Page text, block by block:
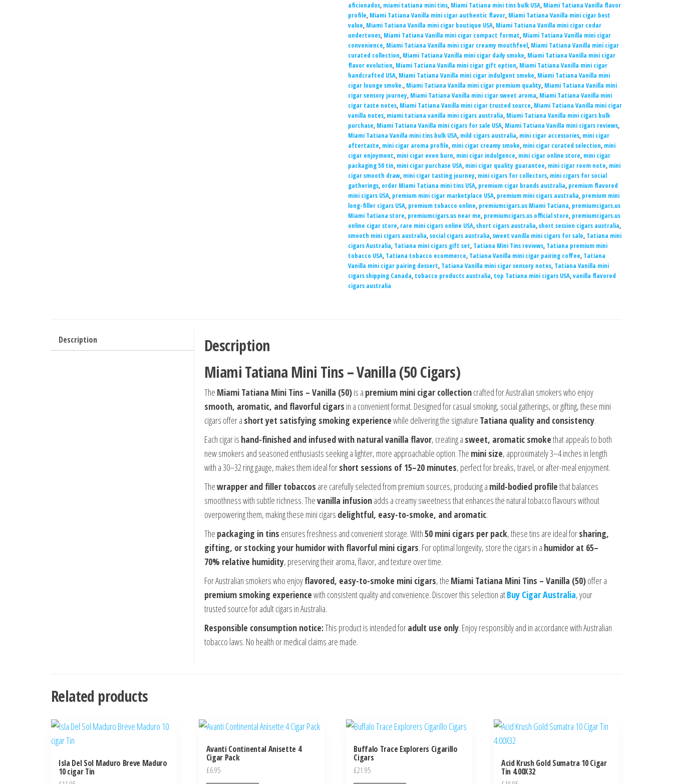
aficionados, miami tatiana mini tins, Miami Tatiana mini tins bulk USA, Miami Tatiana Vanilla flavor
profile, Miami Tatiana Vanilla mini cigar authentic flavor, Miami Tatiana Vanilla mini cigar best
value, Miami Tatiana Vanilla mini cigar boutique USA, Miami Tatiana Vanilla mini cigar cedar
undertones, Miami Tatiana Vanilla mini cigar compact format, Miami Tatiana Vanilla mini cigar
convenience, Miami Tatiana Vanilla mini cigar creamy mouthfeel, Miami Tatiana Vanilla mini cigar
curated collection, Miami Tatiana Vanilla mini cigar daily smoke, Miami Tatiana Vanilla mini cigar
flavor evolution, Miami Tatiana Vanilla mini cigar gift option, Miami Tatiana Vanilla mini cigar
handcrafted USA, Miami Tatiana Vanilla mini cigar indulgent smoke, Miami Tatiana Vanilla mini
cigar lounge smoke., Miami Tatiana Vanilla mini cigar premium quality, Miami Tatiana Vanilla mini
cigar sensory journey, Miami Tatiana Vanilla mini cigar sweet aroma, Miami Tatiana Vanilla mini
cigar taste notes, Miami Tatiana Vanilla mini cigar trusted source, Miami Tatiana Vanilla mini cigar
vanilla notes, miami tatiana vanilla mini cigars australia, Miami Tatiana Vanilla mini cigars bulk
purchase, Miami Tatiana Vanilla mini cigars for sale USA, Miami Tatiana Vanilla mini cigars reviews,
Miami Tatiana Vanilla mini tins bulk USA, mild cigars australia, mini cigar accessories, mini cigar
aftertaste, mini cigar aroma profile, mini cigar creamy smoke, mini cigar curated selection, mini
cigar enjoyment, mini cigar even burn, mini cigar indulgence, mini cigar online store, mini cigar
packaging 50 tin, mini cigar purchase USA, mini cigar quality guarantee, mini cigar room note, mini
cigar smooth draw, mini cigar tasting journey, mini cigars for collectors, mini cigars for social
gatherings, order Miami Tatiana mini tins USA, premium cigar brands australia, premium flavored
mini cigars USA, premium mini cigar marketplace USA, premium mini cigars australia, premium mini
long-filler cigars USA, premium tobacco online, premiumcigars.us Miami Tatiana, premiumcigars.us
Miami Tatiana store, premiumcigars.us near me, premiumcigars.us official store, premiumcigars.us
online cigar store, rare mini cigars online USA,short cigars australia,short session cigars australia,
smooth mini cigars australia,social cigars australia,sweet vanilla mini cigars for sale, Tatiana mini
cigars Australia, Tatiana mini cigars gift set, Tatiana Mini Tins reviews, Tatiana premium mini
tobacco USA, Tatiana tobacco ecommerce, Tatiana Vanilla mini cigar pairing coffee, Tatiana
Vanilla mini cigar pairing dessert, Tatiana Vanilla mini cigar sensory notes, Tatiana Vanilla mini
cigars shipping Canada, tobacco products australia, top Tatiana mini cigars USA,vanilla flavored
cigars australia
Description
Description
Miami Tatiana Mini Tins – Vanilla (50 Cigars)
The Miami Tatiana Mini Tins – Vanilla (50)is a premium mini cigar collectioncrafted for Australian smokers who enjoy
smooth, aromatic, and flavorful cigars in a convenient format. Designed for casual smoking, social gatherings, or gifting, these mini
cigars offer a short yet satisfying smoking experiencewhile delivering the signature Tatiana quality and consistency.
Each cigar is hand-finished and infused with natural vanilla flavor, creating a sweet, aromatic smokethat appeals to both
new smokers and seasoned enthusiasts seeking a lighter, more approachable option. The mini size, approximately 3–4 inches in length
with a 30–32 ring gauge, makes them ideal forshort sessions of 15–20 minutes, perfect for breaks, travel, or after-meal enjoyment.
Thewrapper and filler tobaccos are carefully selected from premium sources, producing a mild-bodied profilethat balances
smoothness with subtle richness. Thevanilla infusionadds a creamy sweetness that enhances the natural tobacco flavours without
overpowering them, making these mini cigars delightful, easy-to-smoke, and aromatic.
The packaging in tins ensures freshness and convenient storage. With50 mini cigars per pack, these tins are ideal forsharing,
gifting, or stocking your humidor with flavorful mini cigars. For optimal longevity, store the cigars in a humidor at 65–
70% relative humidity, preserving their aroma, flavor, and texture over time.
For Australian smokers who enjoyflavored, easy-to-smoke mini cigars, the Miami Tatiana Mini Tins – Vanilla (50)offer a
premium smoking experiencewith consistent quality and convenience. Discover this selection atBuy Cigar Australia, your
trusted source for adult cigars in Australia.
Responsible consumption notice:This product is intended foradult use only. Enjoy responsibly and in accordance with Australian
tobacco laws. No health or medical claims are made.
Related products
Isla Del Sol Maduro Breve Maduro
10 cigar Tin
Avanti Continental Anisette 4
Cigar Pack
£6.95
Buffalo Trace Explorers Cigarillo
Cigars
£21.95
Acid Krush Gold Sumatra 10 Cigar
Tin 4.00X32